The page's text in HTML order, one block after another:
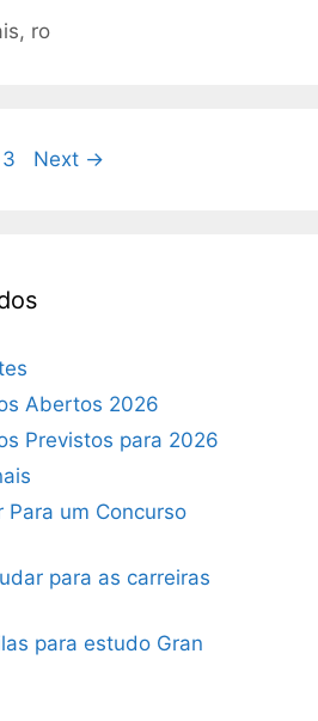
, ro
Page
3 Next →
Abertos 2026
Previstos para 2026
Para um Concurso
para as carreiras
para estudo Gran